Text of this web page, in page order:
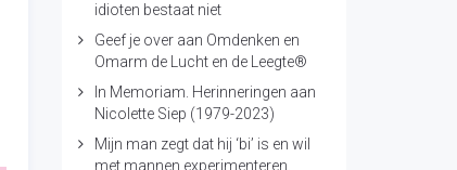
idioten bestaat niet
Geef je over aan Omdenken en
Omarm de Lucht en de Leegte®
In Memoriam. Herinneringen aan
Nicolette Siep (1979-2023)
Mijn man zegt dat hij ‘bi’ is en wil
met mannen experimenteren.